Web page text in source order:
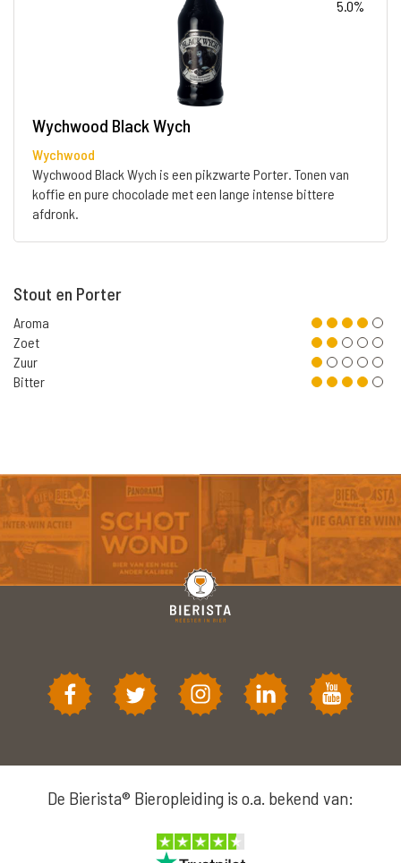
5.0%
Wychwood Black Wych
Wychwood
Wychwood Black Wych is een pikzwarte Porter. Tonen van
koffie en pure chocolade met een lange intense bittere
afdronk.
Stout en Porter
Aroma
Zoet
Zuur
Bitter
De Bierista® Bieropleiding is o.a. bekend van: